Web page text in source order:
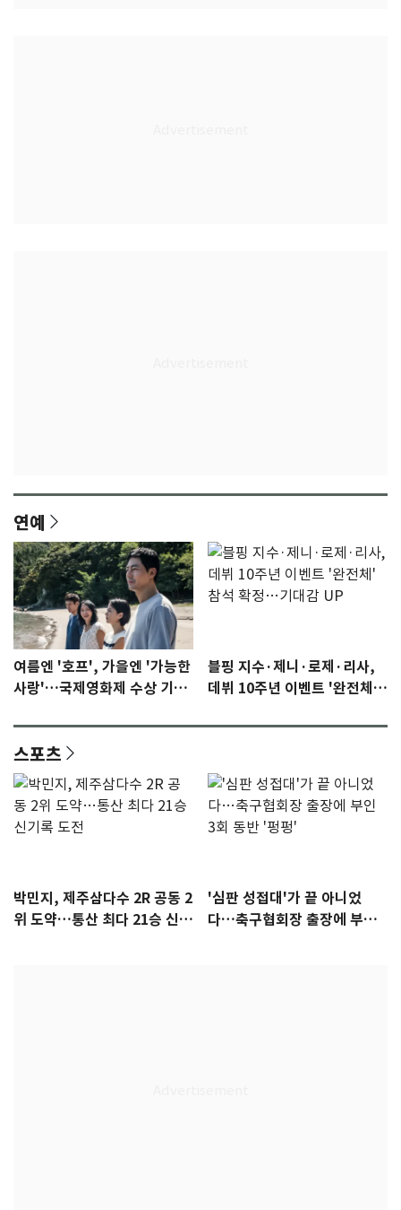
연예
여름엔 '호프', 가을엔 '가능한
사랑'…국제영화제 수상 기대
블핑 지수·제니·로제·리사,
데뷔 10주년 이벤트 '완전체'
스포츠
박민지, 제주삼다수 2R 공동 2
위 도약…통산 최다 21승 신기
'심판 성접대'가 끝 아니었
다…축구협회장 출장에 부인